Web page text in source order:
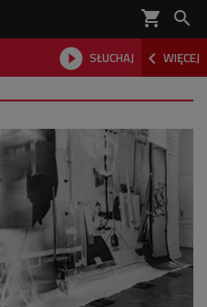
shopping_cart 
 SŁUCHAJ  WIĘCEJ
